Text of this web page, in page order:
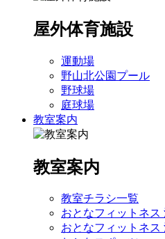
屋外体育施設
運動場
野山北公園プール
野球場
庭球場
教室案内
教室案内
教室チラシ一覧
おとなフィットネ
おとなフィットネス